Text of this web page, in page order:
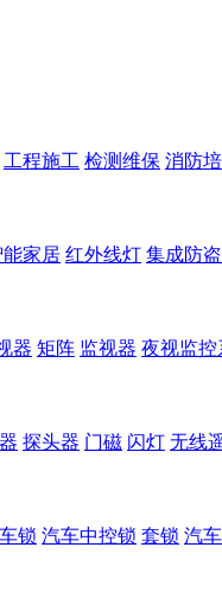
工程施工 检测维保 消防培
能家居 红外线灯 集成防
器 矩阵 监视器 夜视监控
探头器 门磁 闪灯 无线
锁 汽车中控锁 套锁 汽